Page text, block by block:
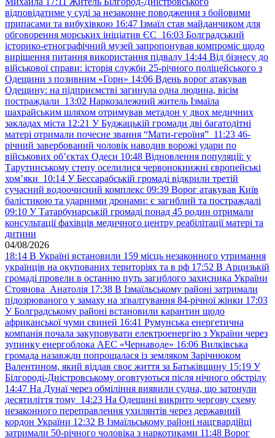
відповідатиме у суді за незаконне поводження з бойовими
припасами та вибухівкою 16:47 Ізмаїл став майданчиком для
обговорення морських ініціатив ЄС 16:03 Болградський
історико-етнографічний музей запропонував компроміс щодо
вирішення питання використання підвалу 14:44 Від бізнесу до
військової справи: історія служби 25-річного поліцейського з
Одещини з позивним «Горн» 14:06 Вдень ворог атакував
Одещину: на підприємстві загинула одна людина, вісім
постраждали 13:02 Наркозалежний житель Ізмаїла
шахрайським шляхом отримував метадон у двох медичних
закладах міста 12:21 У Буджацькій громади дві багатодітні
матері отримали почесне звання “Мати-героїня” 11:23 46-
річний завербований чоловік наводив ворожі удари по
військових обʼєктах Одеси 10:48 Відновлення популяції: у
Тарутинському степу оселилися червонокнижні європейські
хом’яки 10:14 У Бессарабській громаді відкрили третій
сучасний водоочисний комплекс 09:39 Ворог атакував Київ
балістикою та ударними дронами: є загиблий та постраждалі
09:10 У Татарбунарській громаді понад 45 родин отримали
консультації фахівців медичного центру реабілітації матері та
дитини
04/08/2026
18:14 В Україні встановили 159 місць незаконного утримання
українців на окупованих територіях та в рф 17:52 В Арцизькій
громаді провели в останню путь загиблого захисника України
Стоянова Анатолія 17:38 В Ізмаїльському районі затримали
підозрюваного у замаху на зґвалтування 84-річної жінки 17:03
У Болградському районі встановили карантин щодо
африканської чуми свиней 16:41 Румунська енергетична
компанія почала закуповувати електроенергію з України через
зупинку енергоблока АЕС «Чернаводе» 16:06 Вилківська
громада назавжди попрощалася із земляком Зарічнюком
Валентином, який віддав своє життя за Батьківщину 15:19 У
Білгороді-Дністровському оговтуються після нічного обстрілу
14:47 На Дунаї через обміління виявили судна, що затонули
десятиліття тому 14:23 На Одещині викрито чергову схему
незаконного переправлення ухилянтів через державний
кордон України 12:32 В Ізмаїльському районі нацгвардійці
затримали 50-річного чоловіка з наркотиками 11:48 Ворог